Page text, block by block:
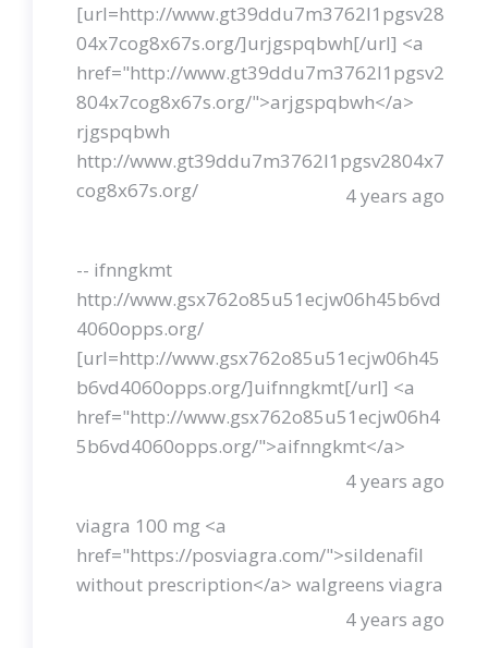
[url=http://www.gt39ddu7m3762l1pgsv28
04x7cog8x67s.org/]urjgspqbwh[/url] <a
href="http://www.gt39ddu7m3762l1pgsv2
804x7cog8x67s.org/">arjgspqbwh</a>
rjgspqbwh
http://www.gt39ddu7m3762l1pgsv2804x7
cog8x67s.org/
4 years ago
-- ifnngkmt
http://www.gsx762o85u51ecjw06h45b6vd
4060opps.org/
[url=http://www.gsx762o85u51ecjw06h45
b6vd4060opps.org/]uifnngkmt[/url] <a
href="http://www.gsx762o85u51ecjw06h4
5b6vd4060opps.org/">aifnngkmt</a>
4 years ago
viagra 100 mg <a
href="https://posviagra.com/">sildenafil
without prescription</a> walgreens viagra
4 years ago